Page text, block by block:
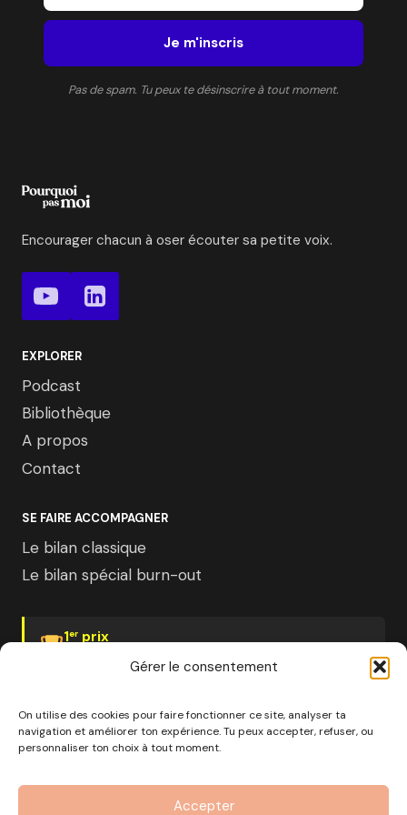
Gérer le consentement
On utilise des cookies pour faire fonctionner ce site, analyser ta
navigation et améliorer ton expérience. Tu peux accepter, refuser, ou
personnaliser ton choix à tout moment.
Accepter
Je m'inscris
Pas de spam. Tu peux te désinscrire à tout moment.
Encourager chacun à oser écouter sa petite voix.
EXPLORER
Podcast
Bibliothèque
A propos
Contact
SE FAIRE ACCOMPAGNER
Le bilan classique
Le bilan spécial burn-out
1er prix
capital de 1000€ · RCS Marseille · SIRET
890 976 699 00037